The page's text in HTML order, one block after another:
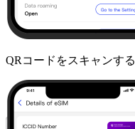
QRコードをスキャンする